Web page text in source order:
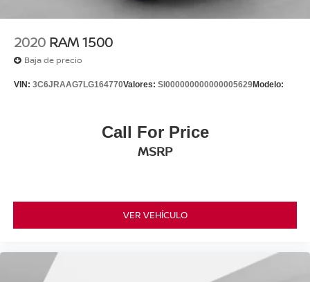
2020 RAM 1500
Baja de precio
VIN: 3C6JRAAG7LG164770Valores: SI000000000000005629Modelo:
Call For Price
MSRP
VER VEHÍCULO